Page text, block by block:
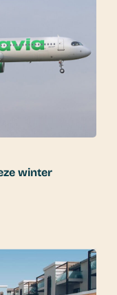
winter